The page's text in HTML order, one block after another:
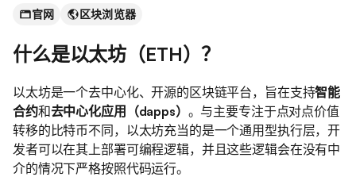
官网 区块浏览器
什么是以太坊（ETH）？
以太坊是一个去中心化、开源的区块链平台，旨在支持智能
合约和去中心化应用（dapps） 。与主要专注于点对点价值
转移的比特币不同，以太坊充当的是一个通用型执行层，开
发者可以在其上部署可编程逻辑，并且这些逻辑会在没有中
介的情况下严格按照代码运行。